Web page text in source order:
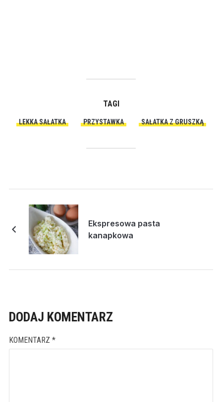
TAGI
LEKKA SAŁATKA PRZYSTAWKA SAŁATKA Z GRUSZKĄ
Ekspresowa pasta
kanapkowa
DODAJ KOMENTARZ
KOMENTARZ *